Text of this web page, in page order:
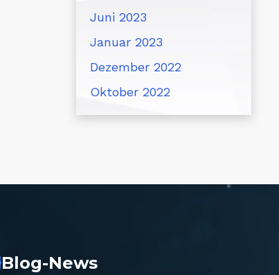
Juni 2023
Januar 2023
Dezember 2022
Oktober 2022
Blog-News